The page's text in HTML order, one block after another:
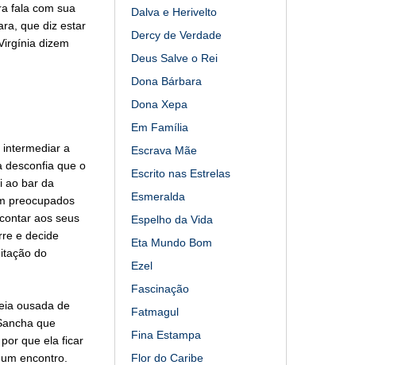
fala com sua
que diz estar
dizem
a
desconfia que o
ao bar da
preocupados
aos seus
e decide
do
ousada de
que
que ela ficar
encontro.
Dalva e Herivelto
Dercy de Verdade
Deus Salve o Rei
Dona Bárbara
Dona Xepa
Em Família
Escrava Mãe
Escrito nas Estrelas
Esmeralda
Espelho da Vida
Eta Mundo Bom
Ezel
Fascinação
Fatmagul
Fina Estampa
Flor do Caribe